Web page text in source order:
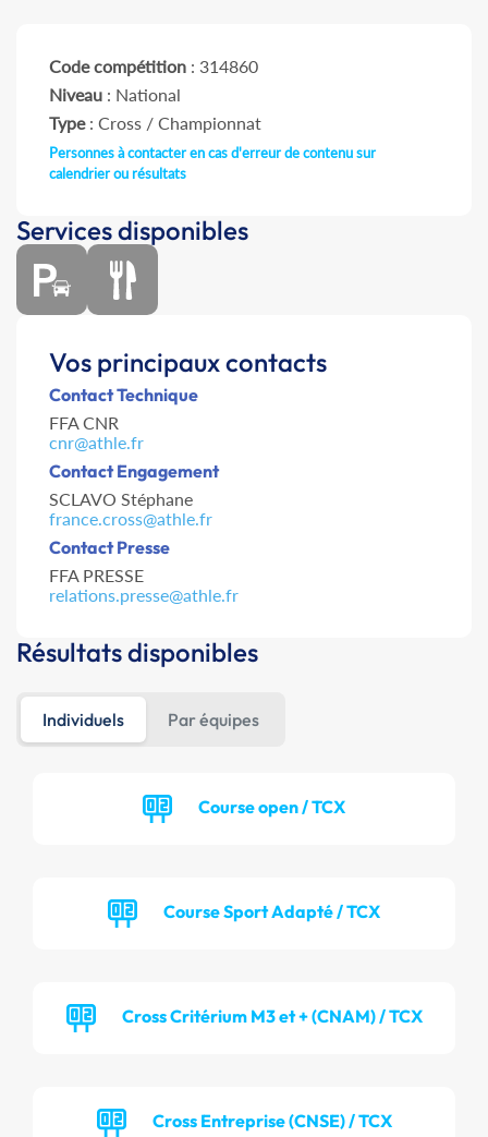
Code compétition : 314860
Niveau : National
Type: Cross / Championnat
Personnes à contacter en cas d'erreur de contenu sur
calendrier ou résultats
Services disponibles
Vos principaux contacts
Contact Technique
FFA CNR
cnr@athle.fr
Contact Engagement
SCLAVO Stéphane
france.cross@athle.fr
Contact Presse
FFA PRESSE
relations.presse@athle.fr
Résultats disponibles
Individuels Par équipes
Course open / TCX
Course Sport Adapté / TCX
Cross Critérium M3 et + (CNAM) / TCX
Cross Entreprise (CNSE) / TCX